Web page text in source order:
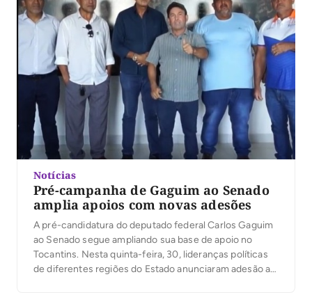
Notícias
Pré-campanha de Gaguim ao Senado
amplia apoios com novas adesões
A pré-candidatura do deputado federal Carlos Gaguim
ao Senado segue ampliando sua base de apoio no
Tocantins. Nesta quinta-feira, 30, lideranças políticas
de diferentes regiões do Estado anunciaram adesão ao